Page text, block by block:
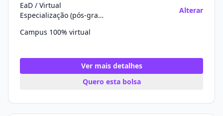
EaD / Virtual
Especialização (pós-graduação)
Alterar
Campus 100% virtual
Ver mais detalhes
Quero esta bolsa